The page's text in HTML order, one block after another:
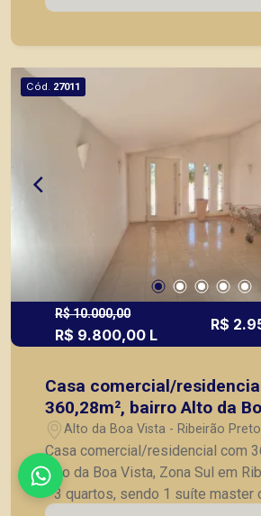
tem como objetivo atender seus
principais lançamentos da cidade
Preto. Mostrar menos
Cód. 27011
R$ 10.000,00
R$ 9.800,00 L
R$
Casa comercial/
360,28m², bairro Alto da
Zona Sul em Ribeirão Preto/
Alto da Boa Vista - Ribeirão
Casa comercial/residencial com
Alto da Boa Vista, Zona Sul em
- 3 quartos, sendo 1 suíte master